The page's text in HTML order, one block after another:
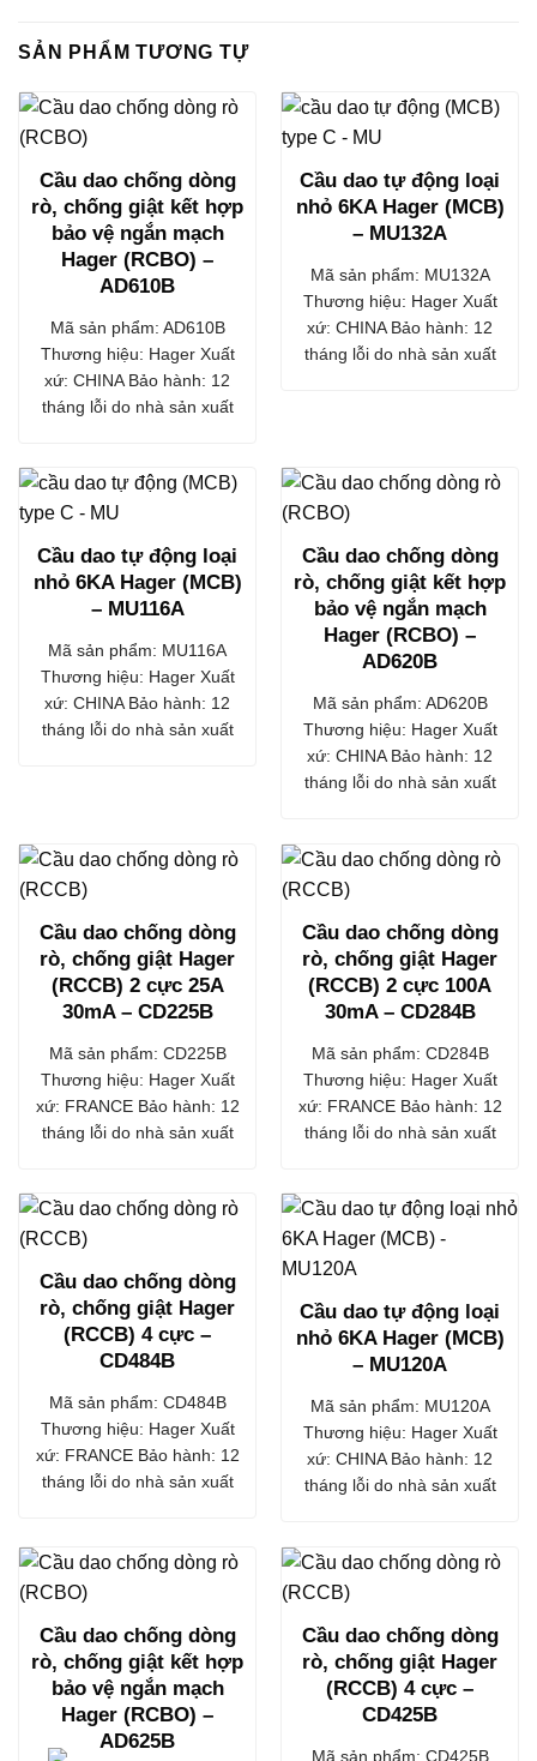
SẢN PHẨM TƯƠNG TỰ
Cầu dao chống dòng
rò, chống giật kết hợp
bảo vệ ngắn mạch
Hager (RCBO) –
AD610B
Mã sản phẩm: AD610B
Thương hiệu: Hager Xuất
xứ: CHINA Bảo hành: 12
tháng lỗi do nhà sản xuất
Cầu dao tự động loại
nhỏ 6KA Hager (MCB)
– MU132A
Mã sản phẩm: MU132A
Thương hiệu: Hager Xuất
xứ: CHINA Bảo hành: 12
tháng lỗi do nhà sản xuất
Cầu dao tự động loại
nhỏ 6KA Hager (MCB)
– MU116A
Mã sản phẩm: MU116A
Thương hiệu: Hager Xuất
xứ: CHINA Bảo hành: 12
tháng lỗi do nhà sản xuất
Cầu dao chống dòng
rò, chống giật kết hợp
bảo vệ ngắn mạch
Hager (RCBO) –
AD620B
Mã sản phẩm: AD620B
Thương hiệu: Hager Xuất
xứ: CHINA Bảo hành: 12
tháng lỗi do nhà sản xuất
Cầu dao chống dòng
rò, chống giật Hager
(RCCB) 2 cực 25A
30mA – CD225B
Mã sản phẩm: CD225B
Thương hiệu: Hager Xuất
xứ: FRANCE Bảo hành: 12
tháng lỗi do nhà sản xuất
Cầu dao chống dòng
rò, chống giật Hager
(RCCB) 2 cực 100A
30mA – CD284B
Mã sản phẩm: CD284B
Thương hiệu: Hager Xuất
xứ: FRANCE Bảo hành: 12
tháng lỗi do nhà sản xuất
Cầu dao chống dòng
rò, chống giật Hager
(RCCB) 4 cực –
CD484B
Mã sản phẩm: CD484B
Thương hiệu: Hager Xuất
xứ: FRANCE Bảo hành: 12
tháng lỗi do nhà sản xuất
Cầu dao tự động loại
nhỏ 6KA Hager (MCB)
– MU120A
Mã sản phẩm: MU120A
Thương hiệu: Hager Xuất
xứ: CHINA Bảo hành: 12
tháng lỗi do nhà sản xuất
Cầu dao chống dòng
rò, chống giật kết hợp
bảo vệ ngắn mạch
Hager (RCBO) –
AD625B
Cầu dao chống dòng
rò, chống giật Hager
(RCCB) 4 cực –
CD425B
Mã sản phẩm: CD425B